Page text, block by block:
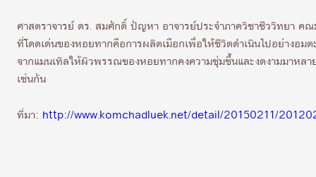
ศาสตราจารย์ ดร. สมศักดิ์ ปัญหา อาจารย์ประจำภาควิชาชีววิทยา
ที่โดดเด่นของหอยทากคือการผลิตเมือกเพื่อให้ชีวิตดำเนินไปอย่างอม
จากแมนเทิลให้ผิวพรรณของหอยทากคงความชุ่มชื้นและงดงามมาหล
เช่นกัน
ที่มา: http://www.komchadluek.net/detail/20150211/